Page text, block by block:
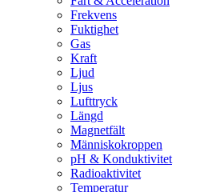
Frekvens
Fuktighet
Gas
Kraft
Ljud
Ljus
Lufttryck
Längd
Magnetfält
Människokroppen
pH & Konduktivitet
Radioaktivitet
Temperatur